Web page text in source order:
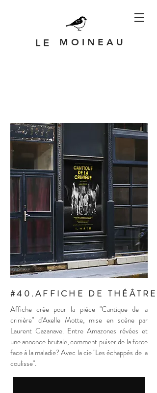
M O I N E A U
L E
#40.AFFICHE DE THÉÂTRE
Affiche crée pour la pièce "Cantique de la
crinière" d'Axelle Motte, mise en scène par
Laurent Cazanave. Entre Amazones révées et
une annonce brutale, comment puiser de la force
face à la maladie?Avec la cie "Les échappés de la
coulisse".